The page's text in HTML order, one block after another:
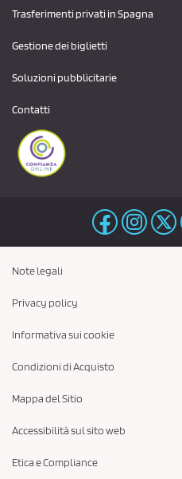
Trasferimenti privati ​​in Spagna
Gestione dei biglietti
Soluzioni pubblicitarie
Contatti
Note legali
Privacy policy
Informativa sui cookie
Condizioni di Acquisto
Mappa del Sitio
Accessibilità sul sito web
Etica e Compliance